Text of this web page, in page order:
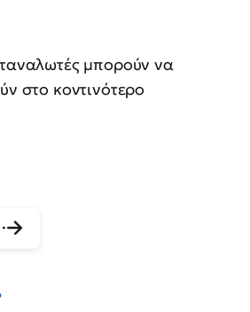
μπορούν να
στο κοντινότερο